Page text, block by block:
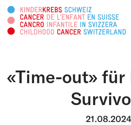
DONATE
Search this web page
«Time-out» für
21.08.2024